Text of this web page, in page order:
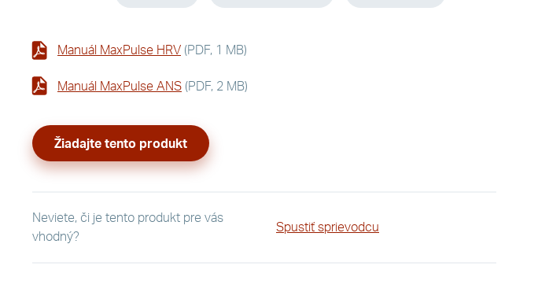
Manuál MaxPulse HRV (PDF, 1 MB)
Manuál MaxPulse ANS (PDF, 2 MB)
Žiadajte tento produkt
Neviete, či je tento produkt pre vás
vhodný?
Spustiť sprievodcu